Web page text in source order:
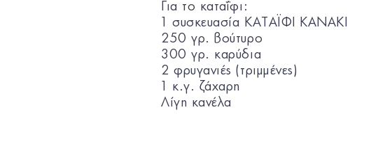
Για το καταΐφι:
1 συσκευασία ΚΑΤΑΪΦΙ KANAKI
250 γρ. βούτυρο
300 γρ. καρύδια
2 φρυγανιές (τριμμένες)
1 κ.γ. ζάχαρη
Λίγη κανέλα